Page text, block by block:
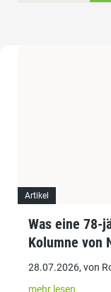
Artikel
Was eine 78-
Kolumne von
28.07.2026, von
mehr lesen